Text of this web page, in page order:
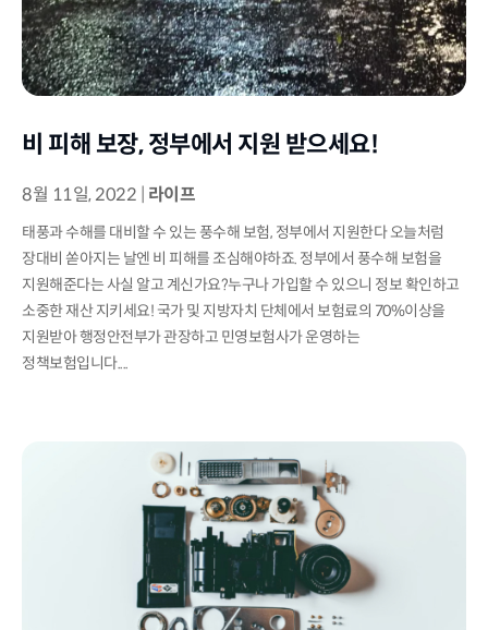
비 피해 보장, 정부에서 지원 받으세요!
8월 11일, 2022 라이프
태풍과 수해를 대비할 수 있는 풍수해 보험, 정부에서 지원한다 오늘처럼
장대비 쏟아지는 날엔 비 피해를 조심해야하죠. 정부에서 풍수해 보험을
지원해준다는 사실 알고 계신가요?누구나 가입할 수 있으니 정보 확인하고
소중한 재산 지키세요! 국가 및 지방자치 단체에서 보험료의 70%이상을
지원받아 행정안전부가 관장하고 민영보험사가 운영하는
정책보험입니다....